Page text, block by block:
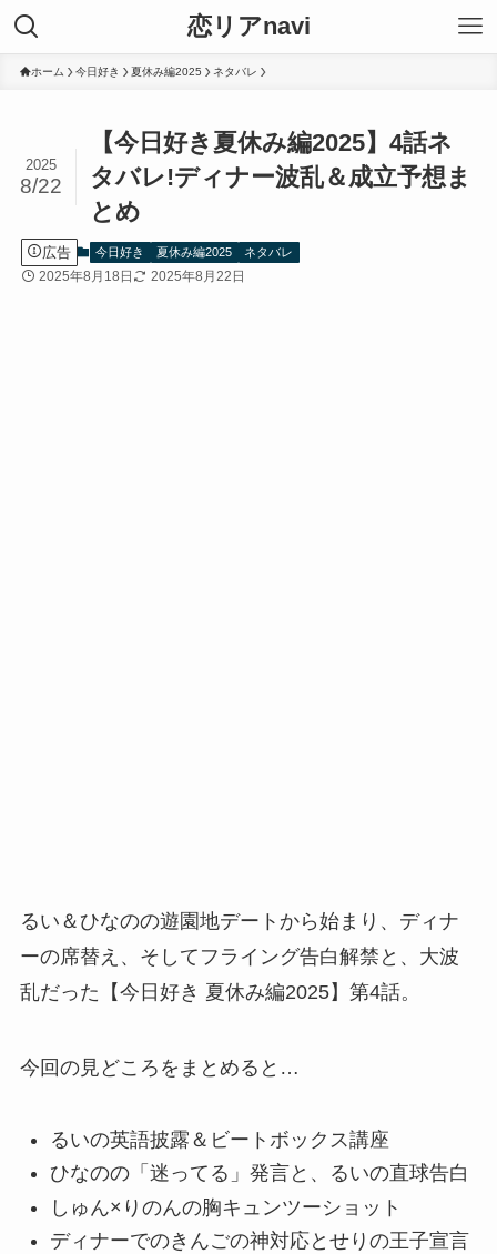
恋リアnavi
ホーム 今日好き 夏休み編2025 ネタバレ
【今日好き夏休み編2025】4話ネ
タバレ!ディナー波乱＆成立予想ま
とめ
2025
8/22
広告 今日好き 夏休み編2025 ネタバレ
2025年8月18日 2025年8月22日
るい＆ひなのの遊園地デートから始まり、ディナ
ーの席替え、そしてフライング告白解禁と、大波
乱だった【今日好き 夏休み編2025】第4話。
今回の見どころをまとめると…
るいの英語披露＆ビートボックス講座
ひなのの「迷ってる」発言と、るいの直球告白
しゅん×りのんの胸キュンツーショット
ディナーでのきんごの神対応とせりの王子宣言